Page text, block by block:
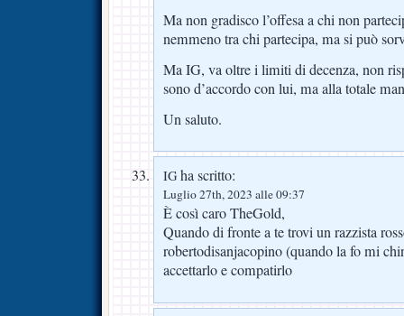
Ma non gradisco l’offesa a chi non
nemmeno tra chi partecipa, ma si può
Ma IG, va oltre i limiti di decenza, non
sono d’accordo con lui, ma alla totale
Un saluto.
IG ha scritto:
Luglio 27th, 2023 alle 09:37
È così caro TheGold,
Quando di fronte a te trovi un razzista
robertodisanjacopino (quando la fo mi
accettarlo e compatirlo